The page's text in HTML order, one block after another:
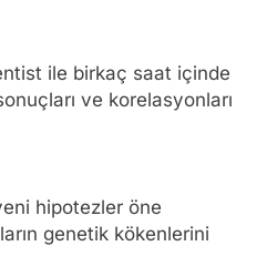
ile birkaç saat içinde
ve korelasyonları
hipotezler öne
genetik kökenlerini